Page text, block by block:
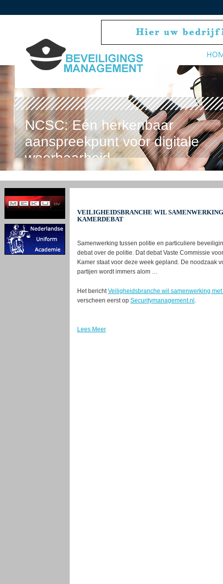
NCSC: Eén herkenbaar
aanspreekpunt voor digitale
weerbaarheid
VEILIGHEIDSBRANCHE WIL
KAMERDEBAT
Samenwerking tussen politie en particuliere
debat over de politie. Dat debat Vaste Commissie
Kamer staat voor deze week gepland. De noodzaak
partijen wordt immers alom …
Het berichtVeiligheidsbranche wil samenwerking
verscheen eerst op Securitymanagement.nl .
Lees Meer